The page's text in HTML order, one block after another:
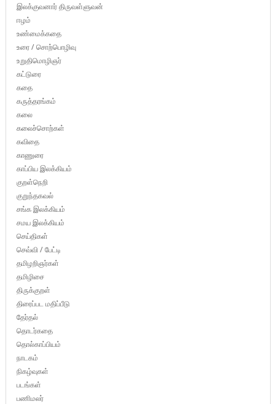
இலக்குவனார் திருவள்ளுவன்
ஈழம்
உண்மைக்கதை
உரை / சொற்பொழிவு
உறுதிமொழிஞர்
கட்டுரை
கதை
கருத்தரங்கம்
கலை
கலைச்சொற்கள்
கவிதை
காணுரை
காப்பிய இலக்கியம்
குறள்நெறி
குறுந்தகவல்
சங்க இலக்கியம்
சமய இலக்கியம்
செய்திகள்
செவ்வி / பேட்டி
தமிழறிஞர்கள்
தமிழிசை
திருக்குறள்
திரைப்பட மதிப்பீடு
தேர்தல்
தொடர்கதை
தொல்காப்பியம்
நாடகம்
நிகழ்வுகள்
படங்கள்
பணிமலர்